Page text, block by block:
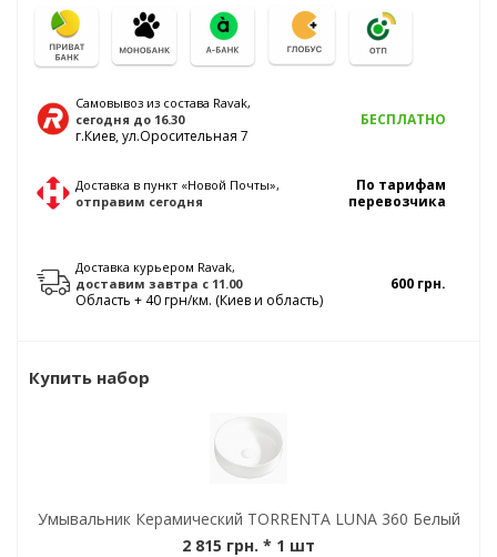
Самовывоз из состава Ravak,
сегодня до 16.30
г.Киев, ул.Оросительная 7
БЕСПЛАТНО
Доставка в пункт «Новой Почты»,
отправим сегодня
По тарифам
перевозчика
Доставка курьером Ravak,
доставимзавтра с 11.00
Область + 40 грн/км. (Киев и область)
600 грн.
Купить набор
Умывальник Керамический TORRENTA LUNA 360 Белый
2 815 грн. * 1 шт